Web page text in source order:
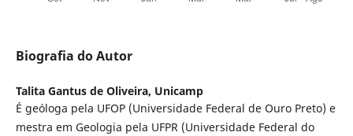
Biografia do Autor
Talita Gantus de Oliveira, Unicamp
É geóloga pela UFOP (Universidade Federal de Ouro Preto) e
mestra em Geologia pela UFPR (Universidade Federal do